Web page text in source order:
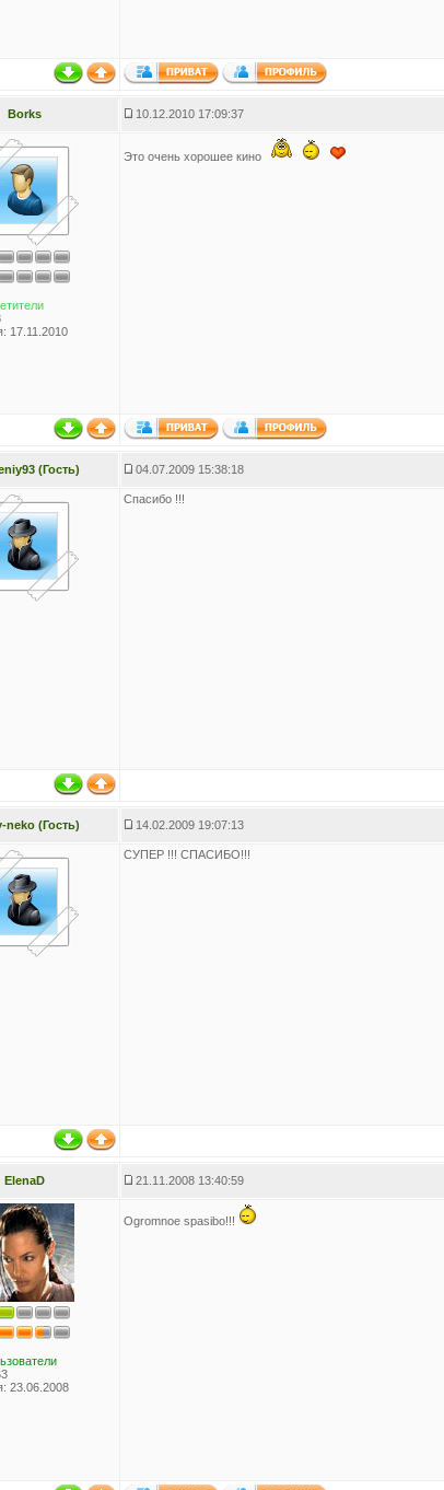
Borks 10.12.2010 17:09:37
17.11.2010
Это очень хорошее кино
(Гость) 04.07.2009 15:38:18
Спасибо !!!
neko (Гость) 14.02.2009 19:07:13
СУПЕР !!! СПАСИБО!!!
ElenaD 21.11.2008 13:40:59
23.06.2008
Ogromnoe spasibo!!!